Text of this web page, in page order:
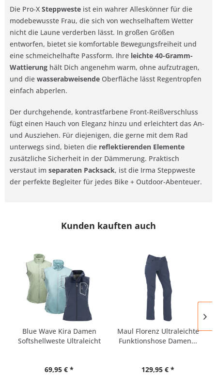
Die Pro-X Steppweste ist ein wahrer Alleskönner für die
modebewusste Frau, die sich von wechselhaftem Wetter
nicht die Laune verderben lässt. In großen Größen
entworfen, bietet sie komfortable Bewegungsfreiheit und
eine schmeichelhafte Passform. Ihre leichte 40-Gramm-
Wattierung hält Dich angenehm warm, ohne aufzutragen,
und die wasserabweisende Oberfläche lässt Regentropfen
einfach abperlen.
Der durchgehende, kontrastfarbene Front-Reißverschluss
fügt einen Hauch von Eleganz hinzu und erleichtert das An-
und Ausziehen. Für diejenigen, die gerne mit dem Rad
unterwegs sind, bieten die reflektierenden Elemente
zusätzliche Sicherheit in der Dämmerung. Praktisch
verstaut im separaten Packsack, ist die Irma Steppweste
der perfekte Begleiter für jedes Bike + Outdoor-Abenteuer.
Kunden kauften auch
Blue Wave Kira Damen
Softshellweste Ultraleicht
69,95 € *
Maul Florenz Ultraleichte
Funktionshose Damen...
129,95 € *